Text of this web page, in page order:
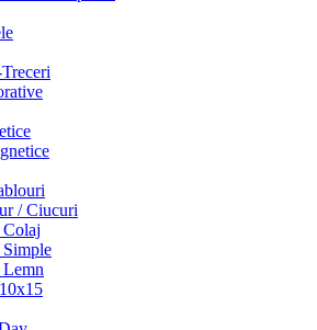
/ Ciucuri
Colaj
Lemn